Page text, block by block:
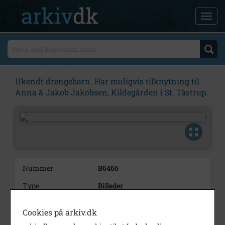
Ukendt drengebarn. Har muligvis tilknytning til
Anna & Jakob Jakobsen, Kildegården i St. Tåstrup.
Nummer
B6466
Type
Billeder
Cookies på arkiv.dk